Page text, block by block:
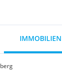
IMMOBILIEN